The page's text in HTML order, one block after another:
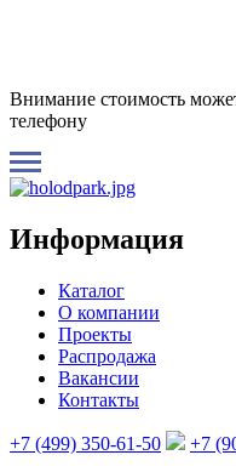
Внимание стоимость
телефону
Информация
Каталог
О компании
Проекты
Распродажа
Вакансии
Контакты
+7 (499) 350-61-50 +7